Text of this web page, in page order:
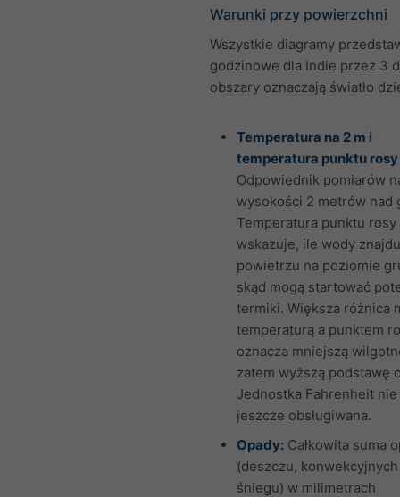
Warunki przy powierzchni
Wszystkie diagramy
godzinowe dla Indie przez 3
obszary oznaczają światło
Temperatura na 2 m i
temperatura punktu rosy
Odpowiednik pomiarów
wysokości 2 metrów nad
Temperatura punktu rosy
wskazuje, ile wody
powietrzu na poziomie
skąd mogą startować
termiki. Większa różnica
temperaturą a punktem
oznacza mniejszą
zatem wyższą podstawę
Jednostka Fahrenheit
jeszcze obsługiwana.
Opady: Całkowita suma
(deszczu,
śniegu) w milimetrach